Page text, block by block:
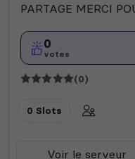
PARTAGE MERCI
0
votes
(0)
0 Slots
Voir le serveur